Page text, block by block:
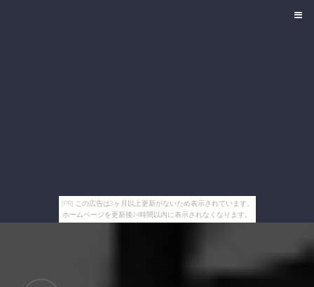
[PR] この広告は3ヶ月以上更新がないため表示されています。
ホームページを更新後24時間以内に表示されなくなります。